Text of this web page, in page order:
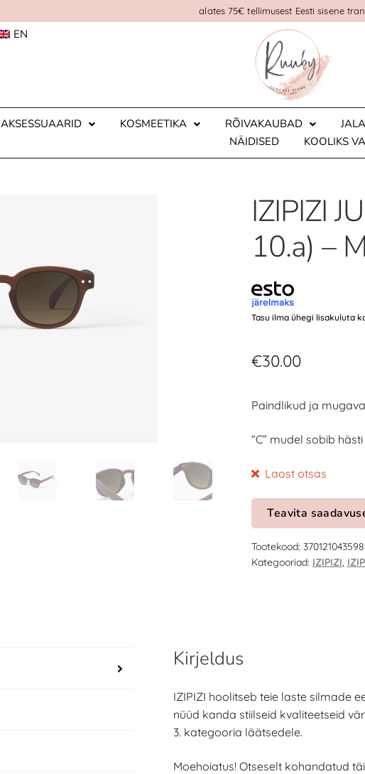
alates 75€ tellimusest Eesti sisene
EN
AKSESSUAARID KOSMEETIKA RÕIVAKAUBAD
NÄIDISED
KOOLIKS
IZIPIZI
10.a) –
Tasu ilma ühegi lisakuluta
€30.00
Paindlikud ja
“C” mudel sobib
Laost otsas
Teavita
Tootekood:
Kategooriad: IZIPIZI,
Kirjeldus
IZIPIZI hoolitseb teie laste silmade
nüüd kanda stiilseid kvaliteetseid
3. kategooria läätsedele.
Moehoiatus! Otseselt kohandatud